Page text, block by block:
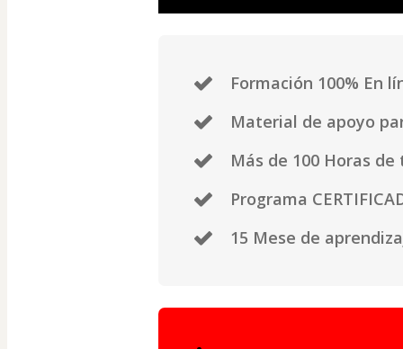
Formación 100% En
Material de apoyo
Más de 100 Horas
Programa
15 Mese de